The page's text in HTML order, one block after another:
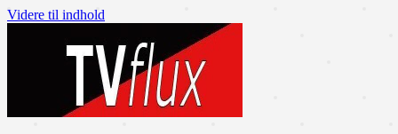
Videre til indhold